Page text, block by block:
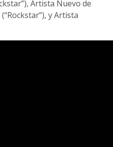
Artista Nuevo de
y Artista